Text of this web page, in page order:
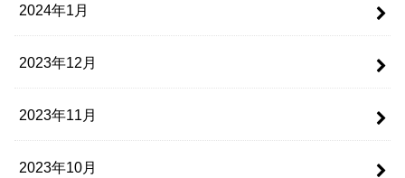
2024年1月
2023年12月
2023年11月
2023年10月